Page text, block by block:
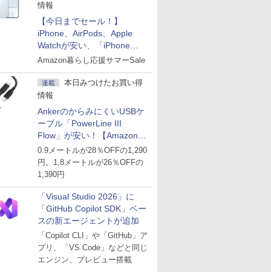
情報
【今日までセール！】
iPhone、AirPods、Apple
Watchが安い、「iPhone
Air」256GB版が139,800円な
Amazon暮らし応援サマーSale
連載
本日みつけたお買い得
情報
AnkerのからみにくいUSBケ
ーブル「PowerLine III
Flow」が安い！【Amazon暮
らし応援サマーSale】
0.9メートルが28％OFFの1,290
円。1,8メートルが26％OFFの
1,390円
「Visual Studio 2026」に
「GitHub Copilot SDK」ベー
スの新エージェントが追加
「Copilot CLI」や「GitHub」ア
プリ、「VS Code」などと同じ
エンジン、プレビュー搭載